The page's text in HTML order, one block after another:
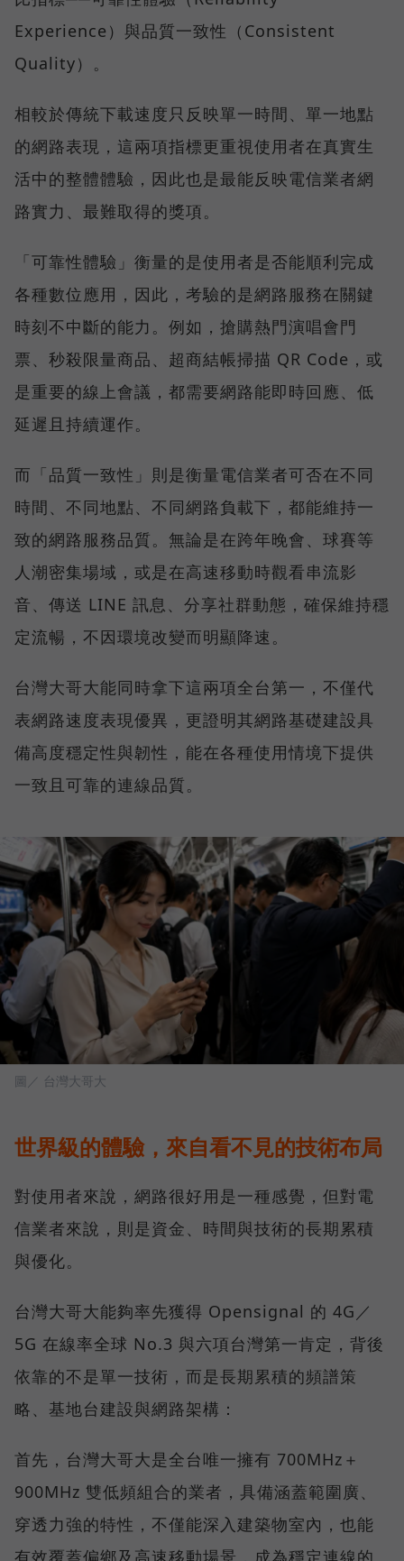
Experience）與品質一致性（Consistent
Quality）。
相較於傳統下載速度只反映單一時間、單一地點
的網路表現，這兩項指標更重視使用者在真實生
活中的整體體驗，因此也是最能反映電信業者網
路實力、最難取得的獎項。
「可靠性體驗」衡量的是使用者是否能順利完成
各種數位應用，因此，考驗的是網路服務在關鍵
時刻不中斷的能力。例如，搶購熱門演唱會門
票、秒殺限量商品、超商結帳掃描 QR Code，或
是重要的線上會議，都需要網路能即時回應、低
延遲且持續運作。
而「品質一致性」則是衡量電信業者可否在不同
時間、不同地點、不同網路負載下，都能維持一
致的網路服務品質。無論是在跨年晚會、球賽等
人潮密集場域，或是在高速移動時觀看串流影
音、傳送 LINE 訊息、分享社群動態，確保維持穩
定流暢，不因環境改變而明顯降速。
台灣大哥大能同時拿下這兩項全台第一，不僅代
表網路速度表現優異，更證明其網路基礎建設具
備高度穩定性與韌性，能在各種使用情境下提供
一致且可靠的連線品質。
圖／ 台灣大哥大
世界級的體驗，來自看不見的技術布局
對使用者來說，網路很好用是一種感覺，但對電
信業者來說，則是資金、時間與技術的長期累積
與優化。
台灣大哥大能夠率先獲得 Opensignal 的 4G／
5G 在線率全球 No.3 與六項台灣第一肯定，背後
依靠的不是單一技術，而是長期累積的頻譜策
略、基地台建設與網路架構：
首先，台灣大哥大是全台唯一擁有 700MHz＋
900MHz 雙低頻組合的業者，具備涵蓋範圍廣、
穿透力強的特性，不僅能深入建築物室內，也能
有效覆蓋偏鄉及高速移動場景，成為穩定連線的